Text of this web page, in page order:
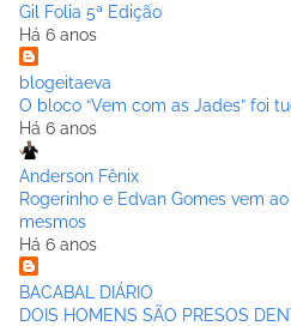
Gil Folia 5ª Edição
Há 6 anos
blogeitaeva
O bloco “Vem com as Jades” foi
Há 6 anos
Anderson Fênix
Rogerinho e Edvan Gomes vem
mesmos
Há 6 anos
BACABAL DIÁRIO
DOIS HOMENS SÃO PRESOS